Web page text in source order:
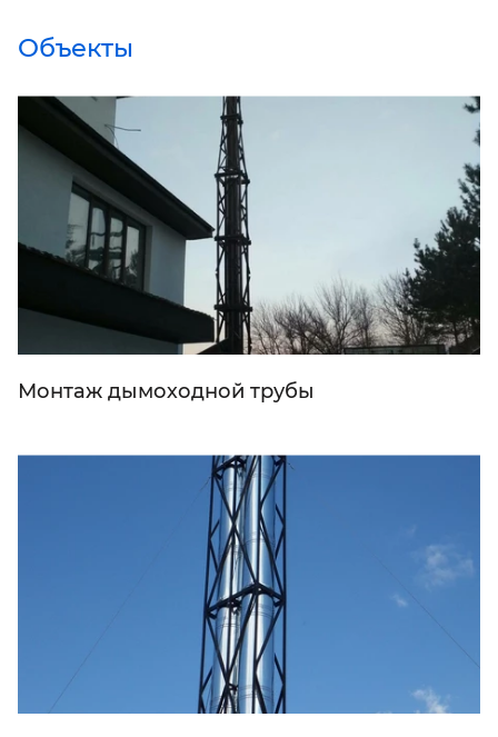
Объекты
Монтаж дымоходной трубы